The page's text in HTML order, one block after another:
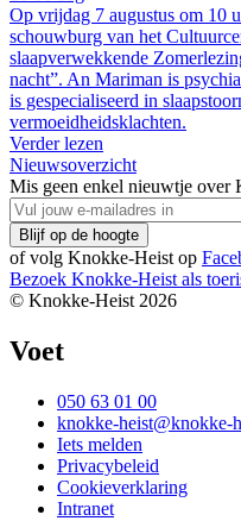
Op vrijdag 7 augustus om 10
schouwburg van het
slaapverwekkende
nacht”. An Mariman is
is gespecialiseerd in
vermoeidheidsklachten.
Verder lezen
Nieuwsoverzicht
Mis geen enkel nieuwtje over
of volg Knokke-Heist op
Bezoek Knokke-Heist als
© Knokke-Heist 2026
Voet
050 63 01 00
knokke-heist@knokke-
Iets melden
Privacybeleid
Cookieverklaring
Intranet